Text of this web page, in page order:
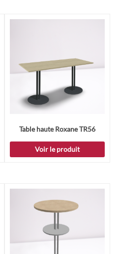
Table haute Roxane TR56
Voir le produit